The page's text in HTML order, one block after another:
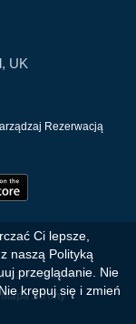
UK
Rezerwacją
Mapa Strony
zastrzeżone
Ci lepsze,
naszą Polityką
przeglądanie. Nie
krępuj się i zmień